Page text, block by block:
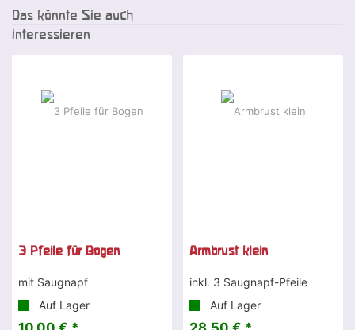
Das könnte Sie auch
interessieren
3 Pfeile für Bogen
mit Saugnapf
Auf Lager
Armbrust klein
inkl. 3 Saugnapf-Pfeile
Auf Lager